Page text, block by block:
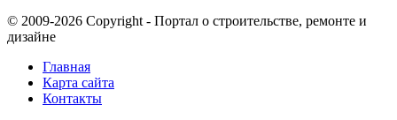
© 2009-2026 Copyright - Портал о строительстве, ремонте и
дизайне
Главная
Карта сайта
Контакты